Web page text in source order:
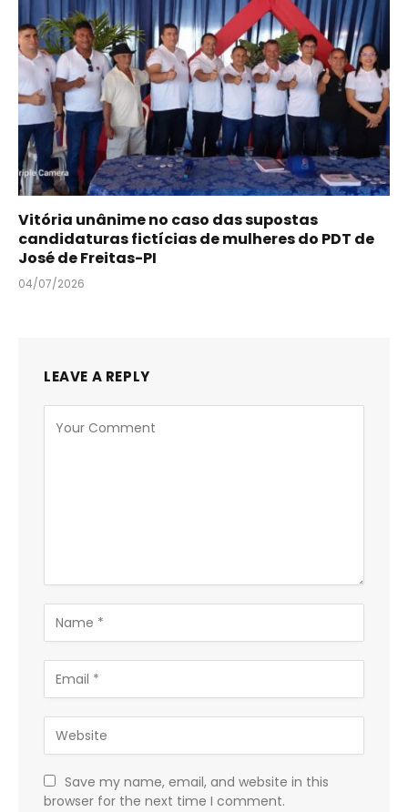
Vitória unânime no caso das supostas
candidaturas fictícias de mulheres do PDT de
José de Freitas-PI
04/07/2026
LEAVE A REPLY
Save my name, email, and website in this
browser for the next time I comment.